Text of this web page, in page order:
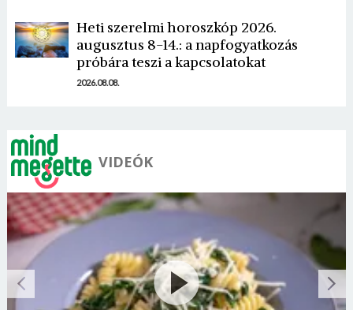
Heti szerelmi horoszkóp 2026.
augusztus 8-14.: a napfogyatkozás
próbára teszi a kapcsolatokat
2026.08.08.
VIDEÓK
Jelszó